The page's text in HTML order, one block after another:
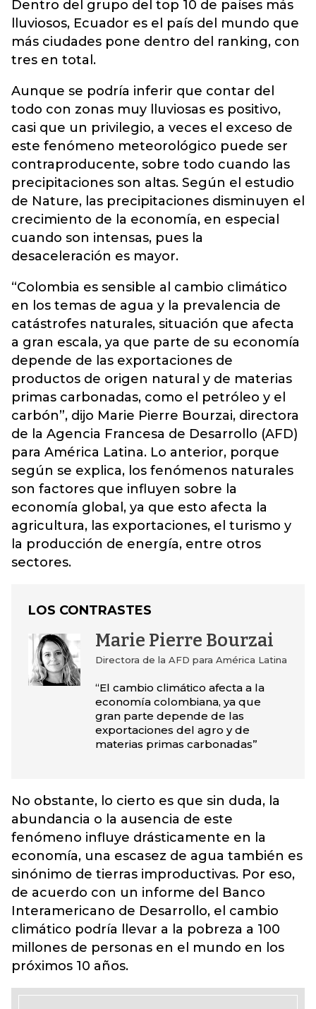
Dentro del grupo del top 10 de países más
lluviosos, Ecuador es el país del mundo que
más ciudades pone dentro del ranking, con
tres en total.
Aunque se podría inferir que contar del
todo con zonas muy lluviosas es positivo,
casi que un privilegio, a veces el exceso de
este fenómeno meteorológico puede ser
contraproducente, sobre todo cuando las
precipitaciones son altas. Según el estudio
de Nature, las precipitaciones disminuyen el
crecimiento de la economía, en especial
cuando son intensas, pues la
desaceleración es mayor.
“Colombia es sensible al cambio climático
en los temas de agua y la prevalencia de
catástrofes naturales, situación que afecta
a gran escala, ya que parte de su economía
depende de las exportaciones de
productos de origen natural y de materias
primas carbonadas, como el petróleo y el
carbón”, dijo Marie Pierre Bourzai, directora
de la Agencia Francesa de Desarrollo (AFD)
para América Latina. Lo anterior, porque
según se explica, los fenómenos naturales
son factores que influyen sobre la
economía global, ya que esto afecta la
agricultura, las exportaciones, el turismo y
la producción de energía, entre otros
sectores.
LOS CONTRASTES
Marie Pierre Bourzai
Directora de la AFD para América Latina
“El cambio climático afecta a la
economía colombiana, ya que
gran parte depende de las
exportaciones del agro y de
materias primas carbonadas”
No obstante, lo cierto es que sin duda, la
abundancia o la ausencia de este
fenómeno influye drásticamente en la
economía, una escasez de agua también es
sinónimo de tierras improductivas. Por eso,
de acuerdo con un informe del Banco
Interamericano de Desarrollo, el cambio
climático podría llevar a la pobreza a 100
millones de personas en el mundo en los
próximos 10 años.